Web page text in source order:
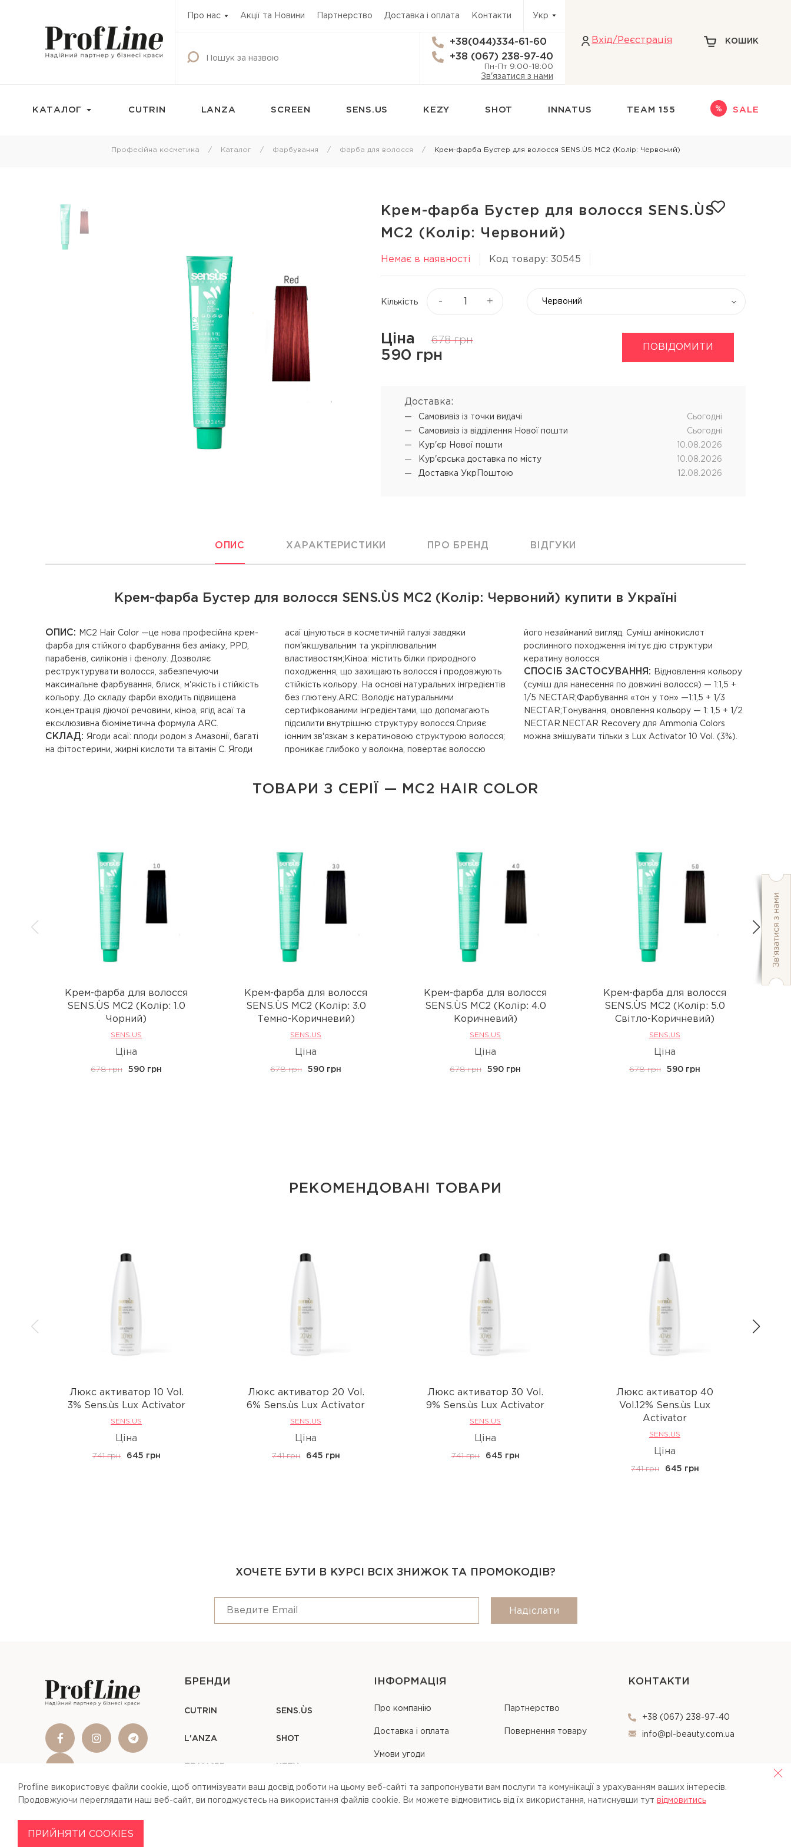
Про нас Акції та Новини Партнерство Доставка і оплата Контакти Укр
+38(044)334-61-60
+38 (067) 238-97-40
Пн-Пт 9:00-18:00
Зв'язатися з нами
Вхiд/Реєстрація КОШИК
КАТАЛОГ
Окисник
Маска тонуюча для волосся
Камуфляж для волосся
Олії для волосся
Спрей для волосся
Ампули для волосся
▼Показати ще
Мус для волосся
Спрей для укладки волосся
Лікування шкіри голови
Лосьйон для шкіри голови
ТЕРМОЗАХИСТ
Догляд за шкірою
Догляд за тілом
Догляд за шкірою обличчя
L'ANZA Ultimate Treatment
SHOT PRODIGY REPAIR
кератинове відновлення
SHOT BI POWER миттєве
Хімічна завивка волосся
LANZA кислотна завивка
CUTRIN LANZA SCREEN SENS.US KEZY SHOT INNATUS TEAM 155 SALE
Професійна косметика Каталог Фарбування Фарба для волосся Крем-фарба Бустер для волосся SENS.ÙS MC2 (Колір: Червоний)
Крем-фарба Бустер для волосся SENS.ÙS
MC2 (Колір: Червоний)
Немає в наявності Код товару: 30545
Кількість - + Червоний
Ціна 678 грн
590 грн
ПОВІДОМИТИ
Доставка:
Самовивіз iз точки видачі
Cьогодні
Самовивіз iз відділення Нової пошти
Cьогодні
Кур'єр Нової пошти
10.08.2026
Кур'єрська доставка по місту
10.08.2026
Доставка УкрПоштою
12.08.2026
ОПИС ХАРАКТЕРИСТИКИ ПРО БРЕНД ВІДГУКИ
Крем-фарба Бустер для волосся SENS.ÙS MC2 (Колір: Червоний) купити в Україні
ОПИС:
MC2 Hair Color —це нова професійна крем-
фарба для стійкого фарбування без аміаку, PPD,
парабенів, силіконів і фенолу. Дозволяє
реструктурувати волосся, забезпечуючи
максимальне фарбування, блиск, м'якість і стійкість
кольору. До складу фарби входить підвищена
концентрація діючої речовини, кіноа, ягід асаї та
ексклюзивна біоміметична формула ARC.
СКЛАД: Ягоди асаї: плоди родом з Амазонії, багаті
на фітостерини, жирні кислоти та вітамін С. Ягоди
асаї цінуються в косметичній галузі завдяки
пом'якшувальним та укріплювальним
властивостям;Кіноа: містить білки природного
походження, що захищають волосся і продовжують
стійкість кольору. На основі натуральних інгредієнтів
без глютену.ARC: Володіє натуральними
сертифікованими інгредієнтами, що допомагають
підсилити внутрішню структуру волосся.Сприяє
іонним зв'язкам з кератиновою структурою волосся;
проникає глибоко у волокна, повертає волоссю
його незайманий вигляд. Суміш амінокислот
рослинного походження імітує дію структури
кератину волосся.
СПОСІБ ЗАСТОСУВАННЯ:
Відновлення кольору
(суміш для нанесення по довжині волосся) — 1:1,5 +
1/5 NECTAR;Фарбування «тон у тон» —1:1,5 + 1/3
NECTAR;Тонування, оновлення кольору — 1: 1,5 + 1/2
NECTAR.NECTAR Recovery для Ammonia Colors
можна змішувати тільки з Lux Activator 10 Vol. (3%).
ТОВАРИ З СЕРІЇ — MC2 HAIR COLOR
Крем-фарба для волосся
SENS.ÙS MC2 (Колір: 1.0
Чорний)
SENS.US
Ціна
678 грн 590 грн
Крем-фарба для волосся
SENS.ÙS MC2 (Колір: 3.0
Темно-Коричневий)
SENS.US
Ціна
678 грн 590 грн
Крем-фарба для волосся
SENS.ÙS MC2 (Колір: 4.0
Коричневий)
SENS.US
Ціна
678 грн 590 грн
Крем-фарба для волосся
SENS.ÙS MC2 (Колір: 5.0
Світло-Коричневий)
SENS.US
Ціна
678 грн 590 грн
РЕКОМЕНДОВАНІ ТОВАРИ
Люкс активатор 10 Vol.
3% Sens.ùs Lux Activator
SENS.US
Ціна
741 грн 645 грн
Люкс активатор 20 Vol.
6% Sens.ùs Lux Activator
SENS.US
Ціна
741 грн 645 грн
Люкс активатор 30 Vol.
9% Sens.ùs Lux Activator
SENS.US
Ціна
741 грн 645 грн
Люкс активатор 40
Vol.12% Sens.ùs Lux
Activator
SENS.US
Ціна
741 грн 645 грн
ХОЧЕТЕ БУТИ В КУРСІ ВСІХ ЗНИЖОК ТА ПРОМОКОДІВ?
Надіслати
БРЕНДИ
CUTRIN SENS.ÙS
L'ANZA SHOT
ІНФОРМАЦІЯ
Про компанію Партнерство
Доставка і оплата Повернення товару
Умови угоди
КОНТАКТИ
+38 (067) 238-97-40
info@pl-beauty.com.ua
Profline використовує файли cookie, щоб оптимізувати ваш досвід роботи на цьому веб-сайті та запропонувати вам послуги та комунікації з урахуванням ваших інтересів.
Продовжуючи переглядати наш веб-сайт, ви погоджуєтесь на використання файлів cookie. Ви можете вiдмовитись вiд їх використання, натиснувши тут вiдмовитись
ПРИЙНЯТИ COOKIES